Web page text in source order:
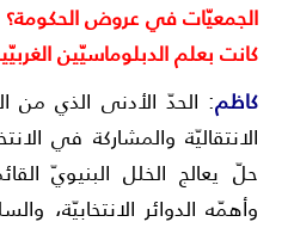
بعلم الدبلوماسيّين الغربيّين؟
: الحدّ الأدنى الذي من
والمشاركة في
يعالج الخلل البنيويّ
الدوائر الانتخابيّة،